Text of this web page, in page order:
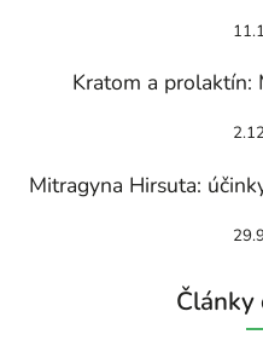
Kratom a prolaktín:
Mitragyna Hirsuta:
Články